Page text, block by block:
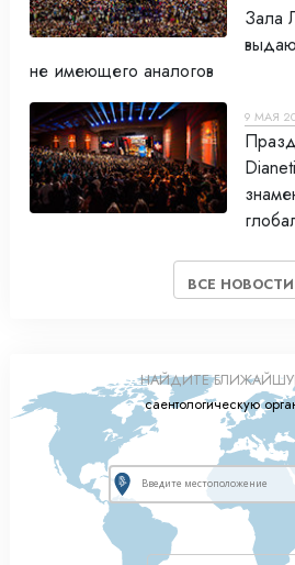
Зала
не имеющего аналогов
9 МАЯ
ВСЕ НОВОСТИ
НАЙДИТЕ
саентологическую